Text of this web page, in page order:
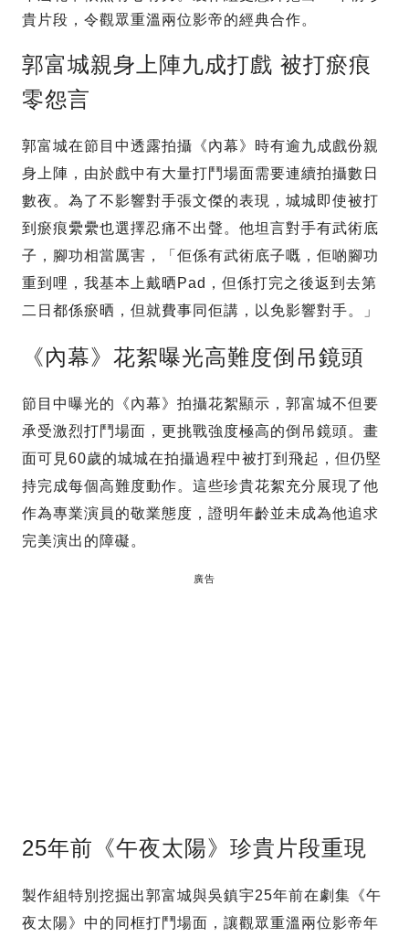
貴片段，令觀眾重溫兩位影帝的經典合作。
郭富城親身上陣九成打戲 被打瘀痕
零怨言
郭富城在節目中透露拍攝《內幕》時有逾九成戲份親
身上陣，由於戲中有大量打鬥場面需要連續拍攝數日
數夜。為了不影響對手張文傑的表現，城城即使被打
到瘀痕纍纍也選擇忍痛不出聲。他坦言對手有武術底
子，腳功相當厲害，「佢係有武術底子嘅，佢啲腳功
重到哩，我基本上戴晒Pad，但係打完之後返到去第
二日都係瘀晒，但就費事同佢講，以免影響對手。」
《內幕》花絮曝光高難度倒吊鏡頭
節目中曝光的《內幕》拍攝花絮顯示，郭富城不但要
承受激烈打鬥場面，更挑戰強度極高的倒吊鏡頭。畫
面可見60歲的城城在拍攝過程中被打到飛起，但仍堅
持完成每個高難度動作。這些珍貴花絮充分展現了他
作為專業演員的敬業態度，證明年齡並未成為他追求
完美演出的障礙。
廣告
25年前《午夜太陽》珍貴片段重現
製作組特別挖掘出郭富城與吳鎮宇25年前在劇集《午
夜太陽》中的同框打鬥場面，讓觀眾重溫兩位影帝年